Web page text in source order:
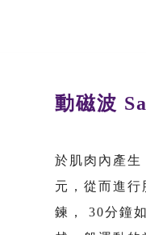
動磁波
於肌肉內產生
元，從而進
鍊， 30分鐘